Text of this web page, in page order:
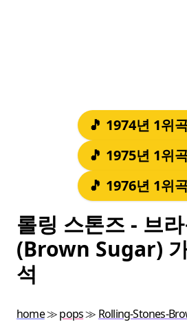
🎵 1974년 1위
🎵 1975년 1위
🎵 1976년 1위
롤링 스톤즈 - 브
(Brown Sugar)
석
home≫pops≫ Rolling-Stones-